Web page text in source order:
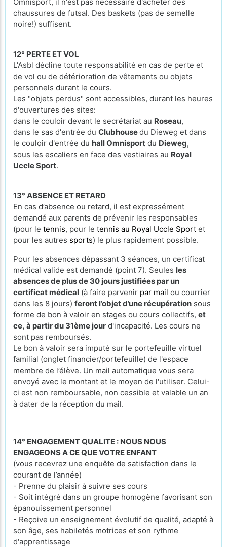
chaussures de futsal. Des baskets (pas de semelle
noire!) suffisent.
12° PERTE ET VOL
L'Asbl décline toute responsabilité en cas de perte et
de vol ou de détérioration de vêtements ou objets
personnels durant le cours.
Les "objets perdus" sont accessibles, durant les heures
d'ouvertures des sites:
dans le couloir devant le secrétariat au Roseau,
dans le sas d'entrée du Clubhousedu Dieweg et dans
le couloir d'entrée du hall Omnisport du Dieweg,
sous les escaliers en face des vestiaires au Royal
Uccle Sport.
13° ABSENCE ET RETARD
En cas d’absence ou retard, il est expressément
demandé aux parents de prévenir les responsables
(pour le tennis, pour le tennis au Royal Uccle Sport et
pour les autres sports) le plus rapidement possible.
Pour les absences dépassant 3 séances, un certificat
médical valide est demandé (point 7). Seules les
absences de plus de 30 jours justifiées par un
certificat médical (à faire parvenir par mail ou courrier
dans les 8 jours) feront l’objet d’une récupération sous
forme de bon à valoir en stages ou cours collectifs, et
ce, à partir du 31ème jour d'incapacité. Les cours ne
sont pas remboursés.
Le bon à valoir sera imputé sur le portefeuille virtuel
familial (onglet financier/portefeuille) de l'espace
membre de l’élève. Un mail automatique vous sera
envoyé avec le montant et le moyen de l'utiliser. Celui-
ci est non remboursable, non cessible et valable un an
à dater de la réception du mail.
14° ENGAGEMENT QUALITE : NOUS NOUS
ENGAGEONS A CE QUE VOTRE ENFANT
(vous recevrez une enquête de satisfaction dans le
courant de l’année)
- Prenne du plaisir à suivre ses cours
- Soit intégré dans un groupe homogène favorisant son
épanouissement personnel
- Reçoive un enseignement évolutif de qualité, adapté à
son âge, ses habiletés motrices et son rythme
d'apprentissage